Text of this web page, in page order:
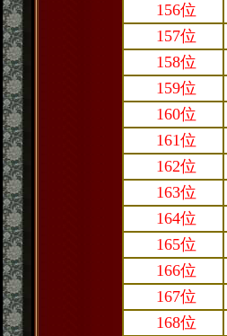
156位
157位
158位
159位
160位
161位
162位
163位
164位
165位
166位
167位
168位